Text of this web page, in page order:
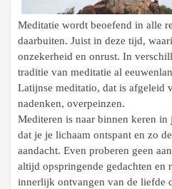
Meditatie wordt beoefend in alle
daarbuiten. Juist in deze tijd,
onzekerheid en onrust. In
traditie van meditatie al
Latijnse meditatio, dat is afgeleid
nadenken, overpeinzen.
Mediteren is naar binnen keren in
dat je je lichaam ontspant en zo
aandacht. Even proberen geen
altijd opspringende gedachten en
innerlijk ontvangen van de liefde